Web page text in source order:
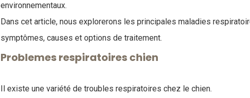
environnementaux.
Dans cet article, nous explorerons les principales maladies
symptômes, causes et options de traitement.
Problemes respiratoires chien
Il existe une variété de troubles respiratoires chez le chien.